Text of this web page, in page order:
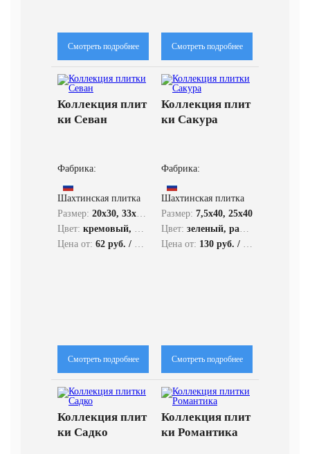
Смотреть подробнее Смотреть подробнее
Коллекция плит
ки Севан
Фабрика:
Шахтинская плитка
Размер: 20x30, 33x33, 5,7x20
Цвет: кремовый, коричневый, оранжевый, разноцветный
Цена от: 62 руб. / кв.м.
Смотреть подробнее
Коллекция плит
ки Сакура
Фабрика:
Шахтинская плитка
Размер: 7,5x40, 25x40
Цвет: зеленый, разноцветный, бежевый, коричневый
Цена от: 130 руб. / кв.м.
Смотреть подробнее
Коллекция плит
ки Садко
Коллекция плит
ки Романтика